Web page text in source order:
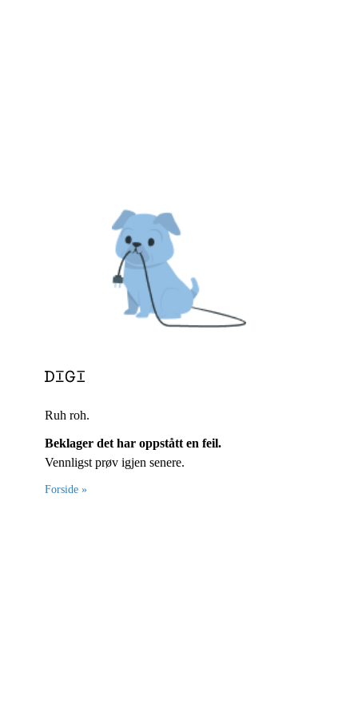
Ruh roh.
Beklager det har oppstått en feil.
Vennligst prøv igjen senere.
Forside »